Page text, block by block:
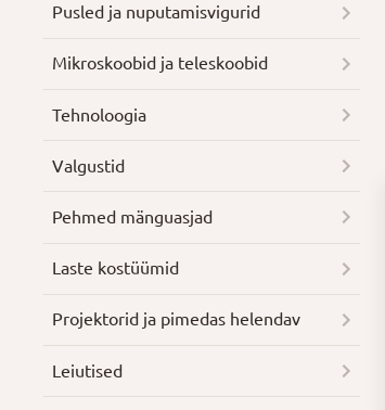
Pusled ja nuputamisvigurid
Mikroskoobid ja teleskoobid
Tehnoloogia
Valgustid
Pehmed mänguasjad
Laste kostüümid
Projektorid ja pimedas helendav
Leiutised